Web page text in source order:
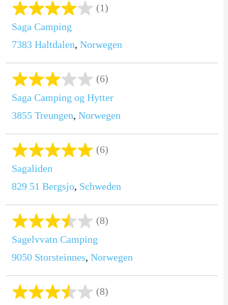
(1)
Saga Camping
7383 Haltdalen, Norwegen
(6)
Saga Camping og Hytter
3855 Treungen, Norwegen
(6)
Sagaliden
829 51 Bergsjo, Schweden
(8)
Sagelvvatn Camping
9050 Storsteinnes, Norwegen
(8)